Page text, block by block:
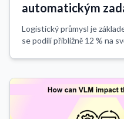
automatickým
Logistický průmysl je
se podílí přibližně 12 % na